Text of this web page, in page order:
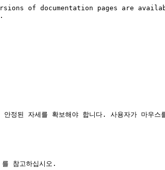
of documentation pages are
정된 자세를 확보해야 합니다. 사용자가 마우스
참고하십시오.